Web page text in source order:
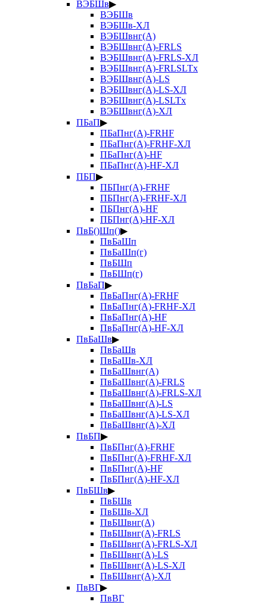
ВЭБШв▶
ВЭБШв
ВЭБШв-ХЛ
ВЭБШвнг(А)
ВЭБШвнг(А)-FRLS
ВЭБШвнг(А)-FRLS-ХЛ
ВЭБШвнг(А)-FRLSLTx
ВЭБШвнг(А)-LS
ВЭБШвнг(А)-LS-ХЛ
ВЭБШвнг(А)-LSLTx
ВЭБШвнг(А)-ХЛ
ПБаП▶
ПБаПнг(А)-FRHF
ПБаПнг(А)-FRHF-ХЛ
ПБаПнг(А)-HF
ПБаПнг(А)-HF-ХЛ
ПБП▶
ПБПнг(А)-FRHF
ПБПнг(А)-FRHF-ХЛ
ПБПнг(А)-HF
ПБПнг(А)-HF-ХЛ
ПвБ()Шп()▶
ПвБаШп
ПвБаШп(г)
ПвБШп
ПвБШп(г)
ПвБаП▶
ПвБаПнг(А)-FRHF
ПвБаПнг(А)-FRHF-ХЛ
ПвБаПнг(А)-HF
ПвБаПнг(А)-HF-ХЛ
ПвБаШв▶
ПвБаШв
ПвБаШв-ХЛ
ПвБаШвнг(А)
ПвБаШвнг(А)-FRLS
ПвБаШвнг(А)-FRLS-ХЛ
ПвБаШвнг(А)-LS
ПвБаШвнг(А)-LS-ХЛ
ПвБаШвнг(А)-ХЛ
ПвБП▶
ПвБПнг(А)-FRHF
ПвБПнг(А)-FRHF-ХЛ
ПвБПнг(А)-HF
ПвБПнг(А)-HF-ХЛ
ПвБШв▶
ПвБШв
ПвБШв-ХЛ
ПвБШвнг(А)
ПвБШвнг(А)-FRLS
ПвБШвнг(А)-FRLS-ХЛ
ПвБШвнг(А)-LS
ПвБШвнг(А)-LS-ХЛ
ПвБШвнг(А)-ХЛ
ПвВГ▶
ПвВГ